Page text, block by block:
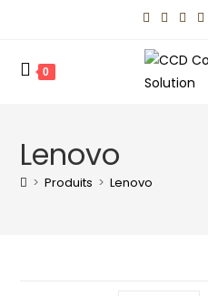
0
Lenovo
> Produits > Lenovo